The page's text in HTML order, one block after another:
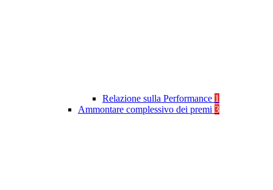
Relazione sulla Performance 1
Ammontare complessivo dei premi 3